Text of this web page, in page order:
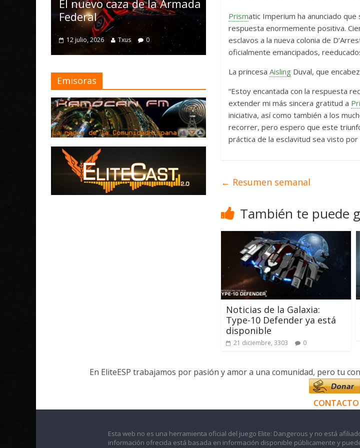
Prismatic Imperium ha anunciado
respuesta enormemente positiva.
esclavos a la nueva colonia de
oficialmente emancipados,
La princesa Aisling Duval, que
“Estoy encantada con la respuesta
extender mi más sincera gratitud a
iniciativa, así como también a los
recorrer, pero espero que este
práctica de la esclavitud sea visto por
← Resumen semanal
También te puede
Noticias de la Galaxia:
Type-10 Defender ya está
disponible
21 diciembre, 3303 0
El nuevo caza de la Armada
Federal
12 julio, 2026 Txus 0
mejoras
4 julio, 2026 Txus 0
Emisoras
En EliteESP trabajamos por pasión y amor a una comunidad, pero tu
CONTACTO
Esta web no es una herramienta oficial del juego Elite: Dangerous y no está
información ofrecida está basada en información disponible públicamente y